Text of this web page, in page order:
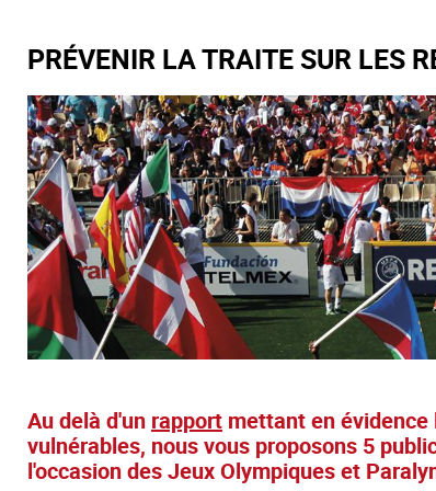
PRÉVENIR LA TRAITE SUR LES
Au delà d'un rapport mettant en
vulnérables, nous vous proposons 5
l'occasion des Jeux Olympiques et